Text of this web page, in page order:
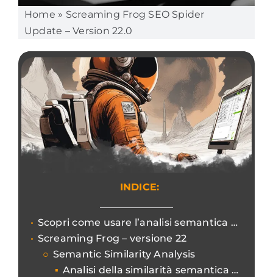
Home » Screaming Frog SEO Spider
Update – Version 22.0
INDICE:
Scopri come usare l’analisi semantica di Screaming Frog per individuare contenuti simili, outlier tematici e migliorare linking e redirect in chiave SEO.
Screaming Frog – versione 22
Semantic Similarity Analysis
Analisi della similarità semantica delle pagine scansionate